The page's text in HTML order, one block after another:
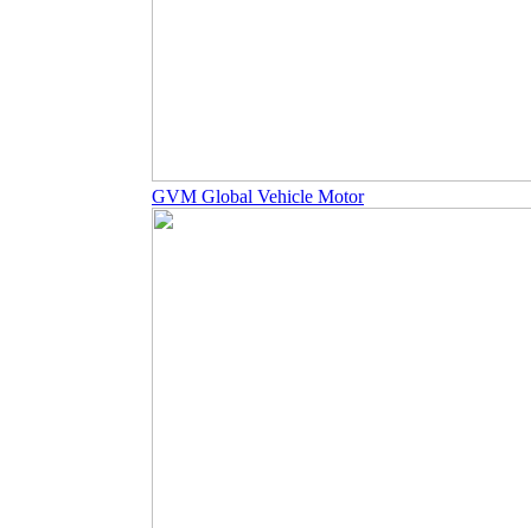
GVM Global Vehicle Motor